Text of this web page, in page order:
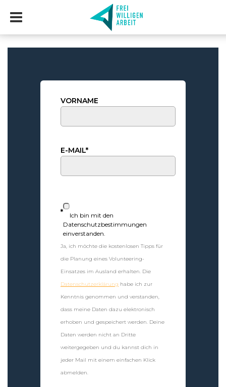
VORNAME
E-MAIL*
*
Ich bin mit den
Datenschutzbestimmungen
einverstanden.
Ja, ich möchte die kostenlosen Tipps für
die Planung eines Volunteering-
Einsatzes im Ausland erhalten. Die
Datenschutzerklärung habe ich zur
Kenntnis genommen und verstanden,
dass meine Daten dazu elektronisch
erhoben und gespeichert werden. Deine
Daten werden nicht an Dritte
weitergegeben und du kannst dich in
jeder Mail mit einem einfachen Klick
abmelden.